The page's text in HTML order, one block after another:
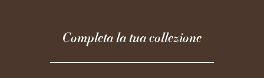
Completa la tua collezione